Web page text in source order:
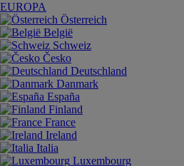
EUROPA
Österreich
België
Schweiz
Česko
Deutschland
Danmark
España
Finland
France
Ireland
Italia
Luxembourg